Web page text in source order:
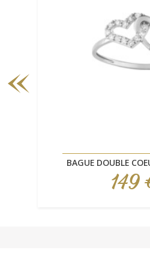
BAGUE DOUBLE
Prix
149